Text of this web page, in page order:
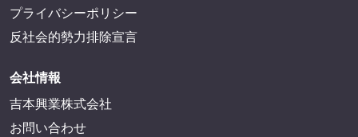
プライバシーポリシー
反社会的勢力排除宣言
会社情報
吉本興業株式会社
お問い合わせ